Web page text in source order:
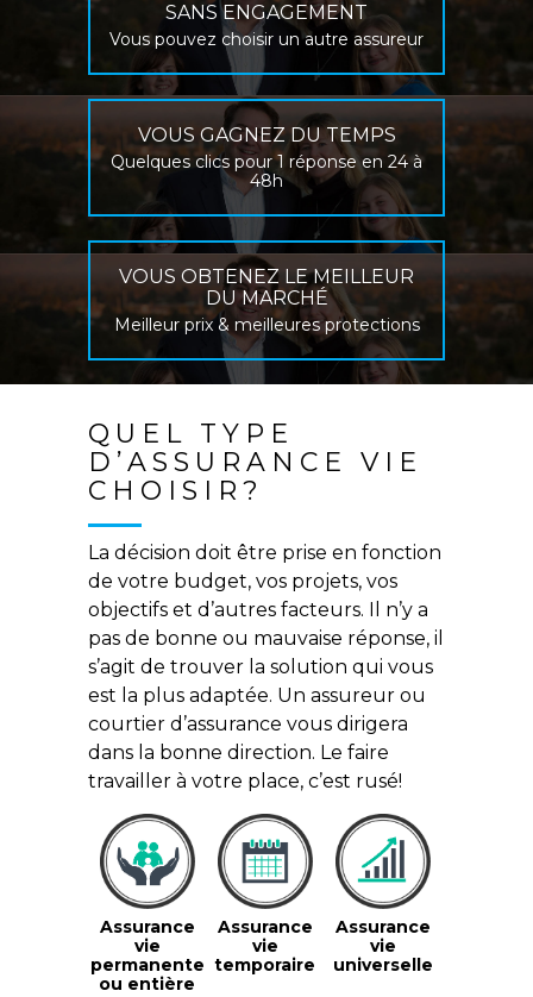
SANS ENGAGEMENT
Vous pouvez choisir un autre assureur
VOUS GAGNEZ DU TEMPS
Quelques clics pour 1 réponse en 24 à
48h
VOUS OBTENEZ LE MEILLEUR
DU MARCHÉ
Meilleur prix & meilleures protections
QUEL TYPE
D’ASSURANCE VIE
CHOISIR?
La décision doit être prise en fonction
de votre budget, vos projets, vos
objectifs et d’autres facteurs. Il n’y a
pas de bonne ou mauvaise réponse, il
s’agit de trouver la solution qui vous
est la plus adaptée. Un assureur ou
courtier d’assurance vous dirigera
dans la bonne direction. Le faire
travailler à votre place, c’est rusé!
Assurance
vie
permanente
ou entière
Assurance
vie
temporaire
Assurance
vie
universelle